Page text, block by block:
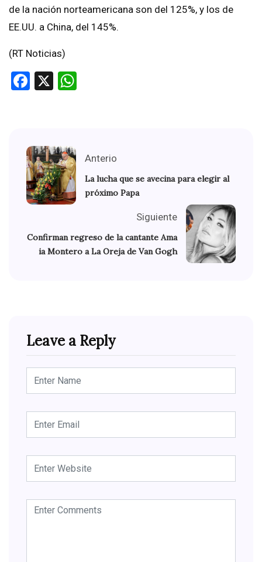
de la nación norteamericana son del 125%, y los de
EE.UU. a China, del 145%.
(RT Noticias)
Facebook
X
Anterio
La lucha que se avecina para elegir al
próximo Papa
Siguiente
Confirman regreso de la cantante Ama
ia Montero a La Oreja de Van Gogh
Leave a Reply